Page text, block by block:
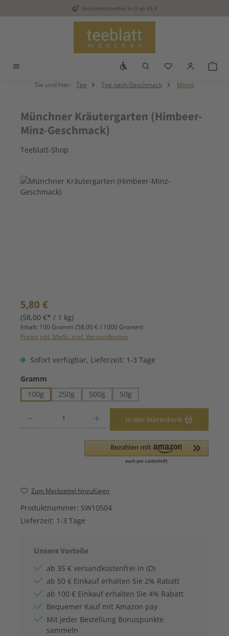
Zum Hauptinhalt springenVersandkostenfrei in D ab 35 €
Werkzeugleiste anzeigen
Du hast 0
Sie sind hier: Tee Tee nach Geschmack Minze
Münchner Kräutergarten (Himbeer-
Minz-Geschmack)
Teeblatt-Shop
Bildergalerie überspringen
Regulärer Preis:
5,80 €
(58,00 €* / 1 kg)
Inhalt: 100 Gramm (58,00 € / 1000 Gramm)
Preise inkl. MwSt. zzgl. Versandkosten
Sofort verfügbar, Lieferzeit: 1-3 Tage
Gramm
100g
250g 500g 50g
In den Warenkorb
Zum Merkzettel hinzufügen
Produktnummer: SW10504
Lieferzeit: 1-3 Tage
Unsere Vorteile
ab 35 € versandkostenfrei in (D)
ab 50 € Einkauf erhalten Sie 2% Rabatt
ab 100 € Einkauf erhalten Sie 4% Rabatt
Bequemer Kauf mit Amazon pay
Mit jeder Bestellung Bonuspunkte
sammeln